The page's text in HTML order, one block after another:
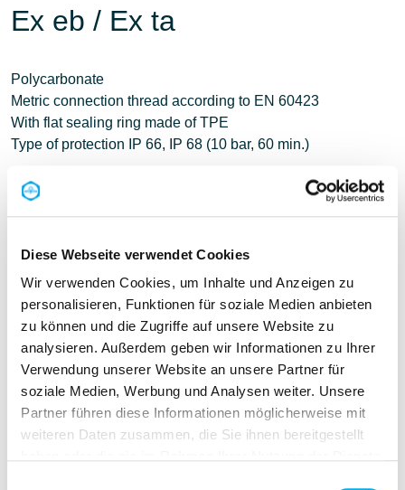
Diese Webseite verwendet Cookies
Wir verwenden Cookies, um Inhalte und Anzeigen zu
personalisieren, Funktionen für soziale Medien anbieten
zu können und die Zugriffe auf unsere Website zu
analysieren. Außerdem geben wir Informationen zu Ihrer
Verwendung unserer Website an unsere Partner für
soziale Medien, Werbung und Analysen weiter. Unsere
Partner führen diese Informationen möglicherweise mit
weiteren Daten zusammen, die Sie ihnen bereitgestellt
Ex eb / Ex ta
Polycarbonate
Metric connection thread according to EN 60423
With flat sealing ring made of TPE
Type of protection IP 66, IP 68 (10 bar, 60 min.)